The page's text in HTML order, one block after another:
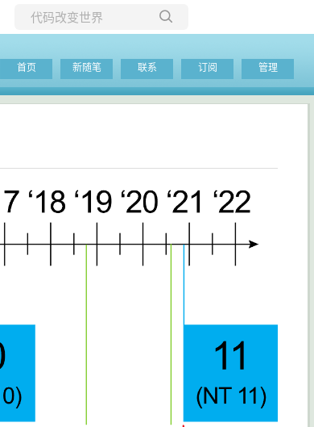
当前博客
首页 新随笔 联系 订阅 管理